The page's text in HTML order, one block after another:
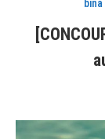
bina